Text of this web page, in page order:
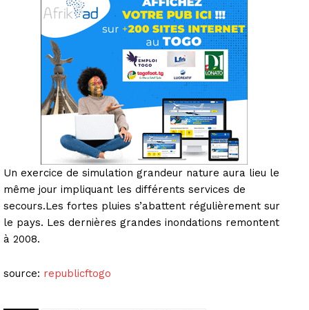
Un exercice de simulation grandeur nature aura lieu le
même jour impliquant les différents services de
secours.Les fortes pluies s’abattent régulièrement sur
le pays. Les dernières grandes inondations remontent
à 2008.
source: republicftogo